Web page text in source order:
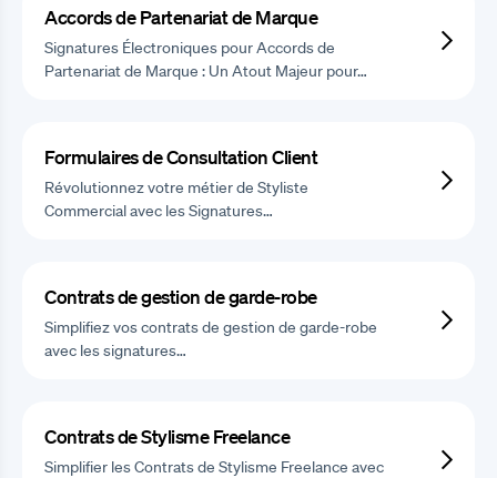
Accords de Partenariat de Marque
Signatures Électroniques pour Accords de
Partenariat de Marque : Un Atout Majeur pour…
Formulaires de Consultation Client
Révolutionnez votre métier de Styliste
Commercial avec les Signatures…
Contrats de gestion de garde-robe
Simplifiez vos contrats de gestion de garde-robe
avec les signatures…
Contrats de Stylisme Freelance
Simplifier les Contrats de Stylisme Freelance avec